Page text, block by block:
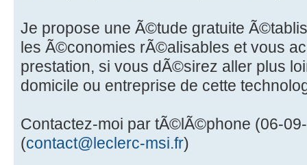
Je propose une Ã©tude gratuite
les Ã©conomies rÃ©alisables et vous
prestation, si vous dÃ©sirez aller plus
domicile ou entreprise de cette
Contactez-moi par tÃ©lÃ©phone (06-
(contact@leclerc-msi.fr)